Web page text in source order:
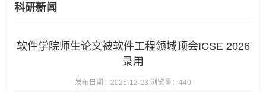
科研新闻
软件学院师生论文被软件工程领域顶会ICSE 2026
录用
发布日期：2025-12-23 浏览量： 440